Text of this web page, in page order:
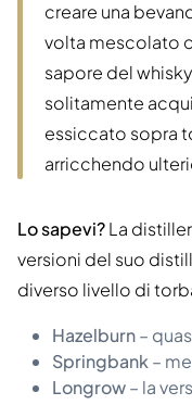
creare una
volta mescolato
sapore del
solitamente
essiccato sopra
arricchendo
Lo sapevi?La
versioni del suo
diverso livello di
Hazelburn–
Springbank –
Longrow– la